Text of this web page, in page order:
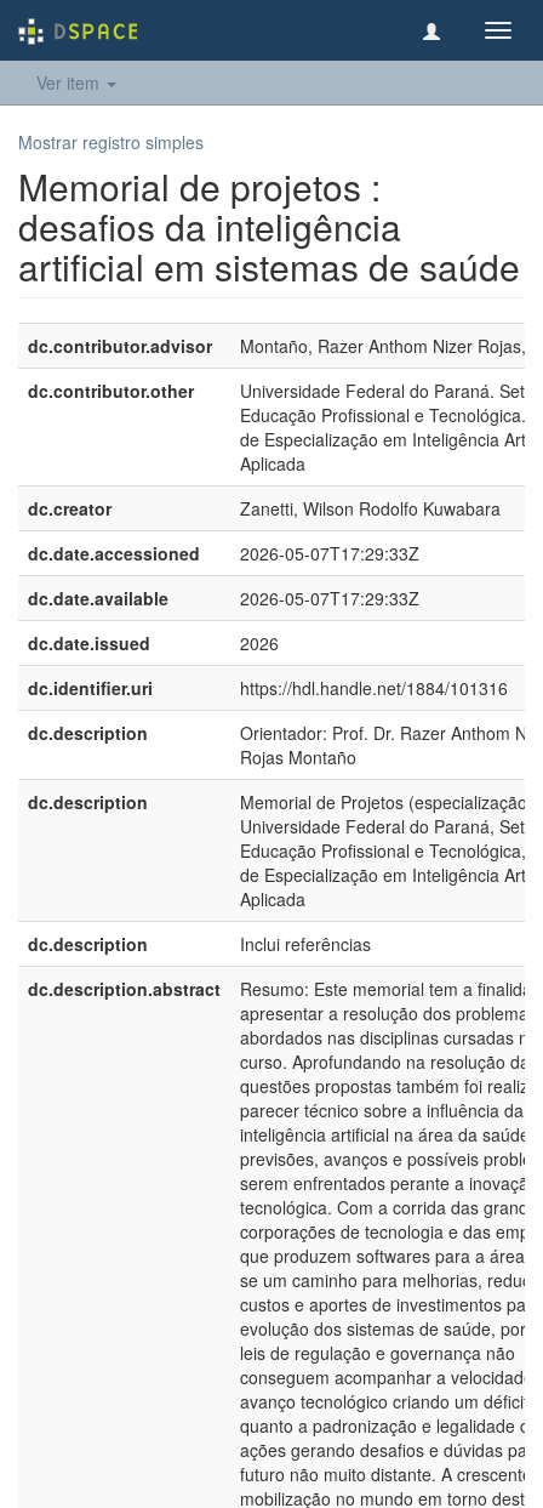
Ver item
Mostrar registro simples
Memorial de projetos :
desafios da inteligência
artificial em sistemas de saúde
dc.contributor.advisor
Montaño, Razer Anthom Nizer Rojas,
dc.contributor.other
Universidade Federal do Paraná.
Educação Profissional e Tecnológica.
de Especialização em Inteligência
Aplicada
dc.creator
Zanetti, Wilson Rodolfo Kuwabara
dc.date.accessioned
2026-05-07T17:29:33Z
dc.date.available
2026-05-07T17:29:33Z
dc.date.issued
2026
dc.identifier.uri
https://hdl.handle.net/1884/101316
dc.description
Orientador: Prof. Dr. Razer Anthom
Rojas Montaño
dc.description
Memorial de Projetos (especialização) -
Universidade Federal do Paraná,
Educação Profissional e Tecnológica,
de Especialização em Inteligência
Aplicada
dc.description
Inclui referências
dc.description.abstract
Resumo: Este memorial tem a
apresentar a resolução dos problemas
abordados nas disciplinas cursadas no
curso. Aprofundando na resolução das
questões propostas também foi
parecer técnico sobre a influência da
inteligência artificial na área da saúde,
previsões, avanços e possíveis
serem enfrentados perante a inovação
tecnológica. Com a corrida das
corporações de tecnologia e das
que produzem softwares para a área,
se um caminho para melhorias,
custos e aportes de investimentos para
evolução dos sistemas de saúde,
leis de regulação e governança não
conseguem acompanhar a velocidade
avanço tecnológico criando um déficit
quanto a padronização e legalidade
ações gerando desafios e dúvidas
futuro não muito distante. A crescente
mobilização no mundo em torno desta